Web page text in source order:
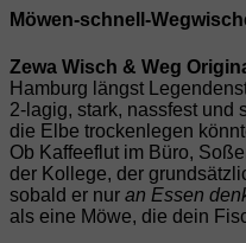
Zewa Wisch & Weg
Hamburg längst
2‑lagig, stark, nassfest und
die Elbe trockenlegen
Ob Kaffeeflut im Büro,
der Kollege, der
sobald er nur an Essen
als eine Möwe, die dein